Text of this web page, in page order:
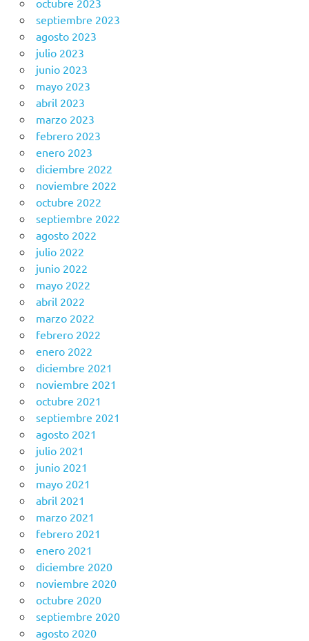
octubre 2023
septiembre 2023
agosto 2023
julio 2023
junio 2023
mayo 2023
abril 2023
marzo 2023
febrero 2023
enero 2023
diciembre 2022
noviembre 2022
octubre 2022
septiembre 2022
agosto 2022
julio 2022
junio 2022
mayo 2022
abril 2022
marzo 2022
febrero 2022
enero 2022
diciembre 2021
noviembre 2021
octubre 2021
septiembre 2021
agosto 2021
julio 2021
junio 2021
mayo 2021
abril 2021
marzo 2021
febrero 2021
enero 2021
diciembre 2020
noviembre 2020
octubre 2020
septiembre 2020
agosto 2020